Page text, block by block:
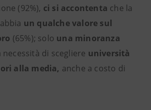
(92%), ci si accontenta che la
un qualche valore sul
(65%); solo una minoranza
necessità di scegliere università
alla media, anche a costo di